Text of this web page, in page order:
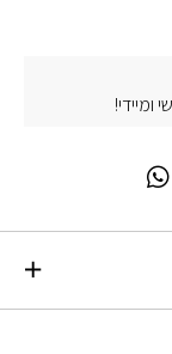
ומיידי!